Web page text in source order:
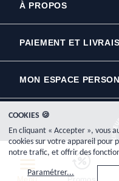
À PROPOS
PAIEMENT ET
MON ESPACE
Copyright © 2000-2026,
Meilleur du Chef est l'enseigne
COOKIES 🍪
En cliquant « Accepter », vous
cookies sur votre appareil pour
notre trafic, et offrir des
Paramétrer...